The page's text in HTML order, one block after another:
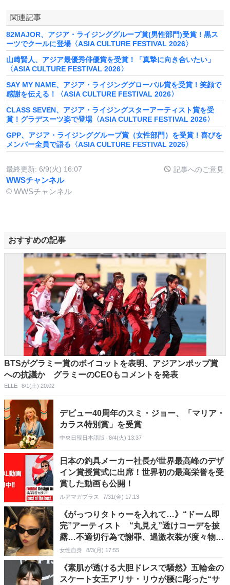
関連記事
82MAJOR、アジア・ライジンググループ賞(男性部門)受賞！黒ス
ーツでクールに登場〈ASIA CULTURE FESTIVAL 2026〉
山﨑賢人、アジア最優秀俳優賞を受賞！「真摯に向き合いたい」
〈ASIA CULTURE FESTIVAL 2026〉
SAY MY NAME、アジア・ライジンググローバル賞を受賞！笑顔で
感謝を伝える！〈ASIA CULTURE FESTIVAL 2026〉
CLASS SEVEN、アジア・ライジングスターアーティスト賞を受
賞！グラデスーツ姿で登場〈ASIA CULTURE FESTIVAL 2026〉
GPP、アジア・ライジンググループ賞（女性部門）を受賞！喜びを
メンバー全員で語る〈ASIA CULTURE FESTIVAL 2026〉
最終更新: 6/9(火) 16:07 記事へのご意見
WWSチャンネル
© WWSチャンネル
おすすめの記事
BTSがグラミー賞のボイコットを表明、アジアンポップ賞
への抗議か グラミーのCEOもコメントを発表
ELLE 8/1(土) 20:02
デビュー40周年のスミ・ジョー、「マリア・
カラス特別賞」を受賞
中央日報日本語版 8/4(火) 13:37
日本の釣具メーカー社長が世界最高峰のデザ
イン賞授賞式に出席！世界初の最高栄誉を受
賞した動画も公開！
ルアマガプラス 7/31(金) 17:13
《がっつりタトゥーを入れて…》“ドーム即
完”アーティスト “丸見え”透けコーデを披
露…不適切行為で謝罪、過激衣装が度々物議
も揺るがぬ支持
女性自身 8/3(月) 17:55
《素肌が透ける大胆ドレスで騒然》五輪金の
スケート女王アリサ・リウが腰に彫った“サ